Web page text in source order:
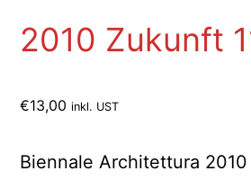
2010 Zukunft
€13,00 inkl. UST
Biennale Architettura